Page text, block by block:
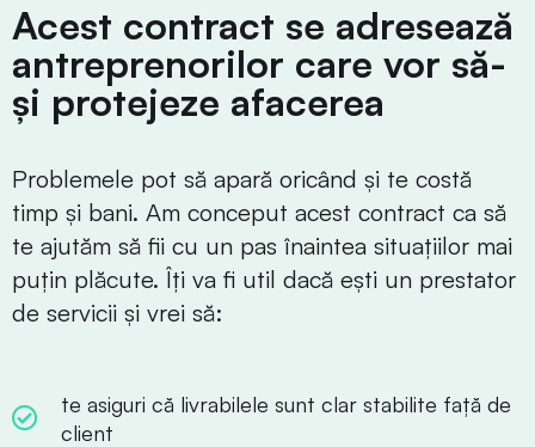
Acest contract se adresează
antreprenorilor care vor să-
și protejeze afacerea
Problemele pot să apară oricând și te costă
timp și bani. Am conceput acest contract ca să
te ajutăm să fii cu un pas înaintea situațiilor mai
puțin plăcute. Îți va fi util dacă ești un prestator
de servicii și vrei să:
te asiguri că livrabilele sunt clar stabilite față de
client